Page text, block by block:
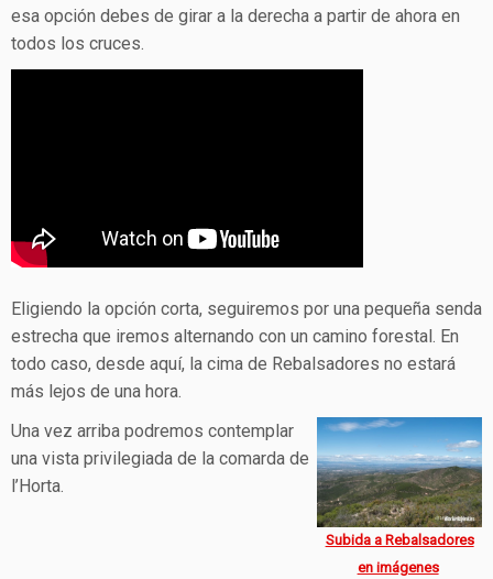
esa opción debes de girar a la derecha a partir de ahora en
todos los cruces.
Eligiendo la opción corta, seguiremos por una pequeña senda
estrecha que iremos alternando con un camino forestal. En
todo caso, desde aquí, la cima de Rebalsadores no estará
más lejos de una hora.
Subida a Rebalsadores
en imágenes
Una vez arriba podremos contemplar
una vista privilegiada de la comarda de
l’Horta.